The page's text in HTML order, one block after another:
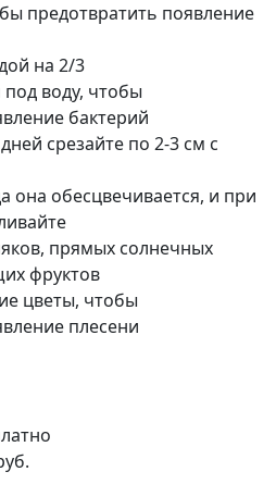
предотвратить появление
на 2/3
под воду, чтобы
бактерий
срезайте по 2-3 см с
она обесцвечивается, и при
прямых солнечных
фруктов
цветы, чтобы
плесени